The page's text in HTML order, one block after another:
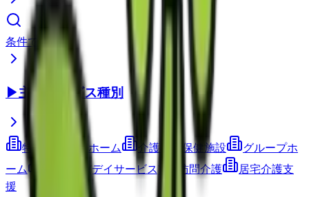
条件で検索
▶主要サービス種別
特別養護老人ホーム 介護老人保健施設
グループホ
ーム
通所介護(デイサービス) 訪問介護
居宅介護支
援